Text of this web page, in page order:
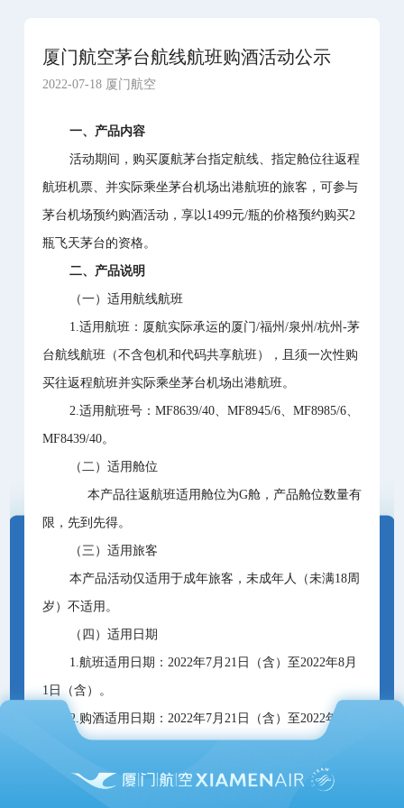
厦门航空茅台航线航班购酒活动公示
2022-07-18 厦门航空
一、产品内容
活动期间，购买厦航茅台指定航线、指定舱位往返程
航班机票、并实际乘坐茅台机场出港航班的旅客，可参与
茅台机场预约购酒活动，享以1499元/瓶的价格预约购买2
瓶飞天茅台的资格。
二、产品说明
（一）适用航线航班
1.适用航班：厦航实际承运的厦门/福州/泉州/杭州-茅
台航线航班（不含包机和代码共享航班），且须一次性购
买往返程航班并实际乘坐茅台机场出港航班。
2.适用航班号：MF8639/40、MF8945/6、MF8985/6、
MF8439/40。
（二）适用舱位
本产品往返航班适用舱位为G舱，产品舱位数量有
限，先到先得。
（三）适用旅客
本产品活动仅适用于成年旅客，未成年人（未满18周
岁）不适用。
（四）适用日期
1.航班适用日期：2022年7月21日（含）至2022年8月
1日（含）。
2.购酒适用日期：2022年7月21日（含）至2022年7月
（五）销售单位
本产品所涉及的机票销售渠道为厦航各线下直销机